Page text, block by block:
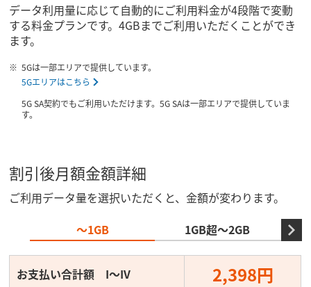
データ利用量に応じて自動的にご利用料金が4段階で変動
する料金プランです。4GBまでご利用いただくことができ
ます。
5Gは一部エリアで提供しています。
5Gエリアはこちら
5G SA契約でもご利用いただけます。5G SAは一部エリアで提供していま
す。
割引後月額金額詳細
ご利用データ量を選択いただくと、金額が変わります。
～1GB
1GB超～2GB
お支払い合計額 I～IV 2,398円